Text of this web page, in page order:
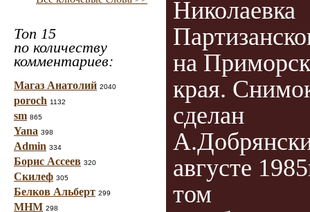
Топ 15
по количеству
комментариев:
Магаз Анатолий 2040
poroch 1132
sm 865
Yana 398
Admin 334
Борис Ассеев 320
Скилеф 305
Белков Альберт 299
МНМ 298
Николаевка
на
края.
сделан
августе
том